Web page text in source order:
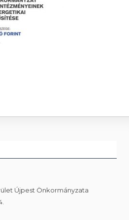
Újpest Önkormányzata